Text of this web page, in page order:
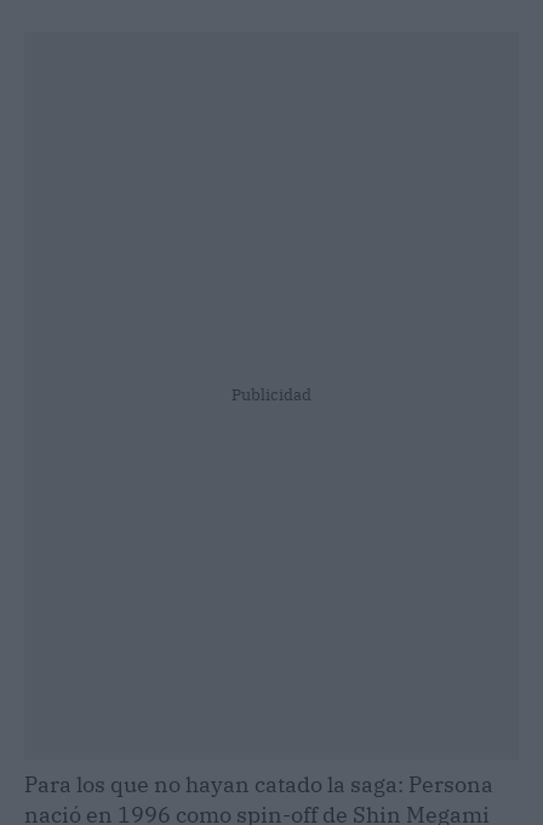
Publicidad
Para los que no hayan catado la saga: Persona
nació en 1996 como spin-off de Shin Megami